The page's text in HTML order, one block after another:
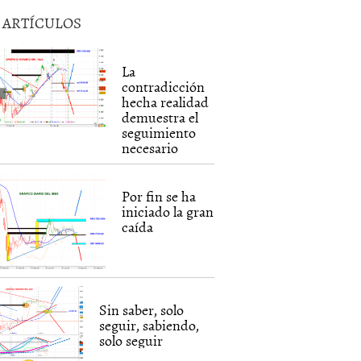
ARTÍCULOS
La
contradicción
hecha realidad
demuestra el
seguimiento
necesario
Por fin se ha
iniciado la gran
caída
Sin saber, solo
seguir, sabiendo,
solo seguir